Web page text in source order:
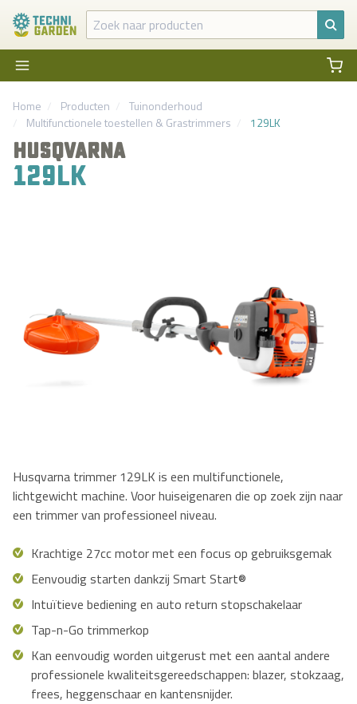
Home Producten
Tuinonderhoud
Multifunctionele toestellen &Grastrimmers 129LK
HUSQVARNA
129LK
Husqvarna trimmer 129LK is een multifunctionele,
lichtgewicht machine. Voor huiseigenaren die op zoek zijn naar
een trimmer van professioneel niveau.
Krachtige 27cc motor met een focus op gebruiksgemak
Eenvoudig starten dankzij Smart Start®
Intuïtieve bediening en auto return stopschakelaar
Tap-n-Go trimmerkop
Kan eenvoudig worden uitgerust met een aantal andere
professionele kwaliteitsgereedschappen: blazer, stokzaag,
frees, heggenschaar en kantensnijder.